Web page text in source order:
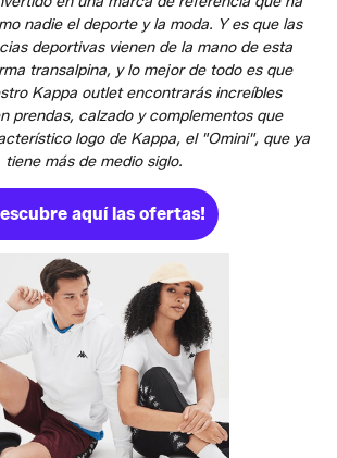
nadie el deporte y la moda. Y es que las
deportivas vienen de la mano de esta
transalpina, y lo mejor de todo es que
Kappa outlet encontrarás increíbles
prendas, calzado y complementos que
logo de Kappa, el "Omini", que ya
tiene más de medio siglo.
aquí las ofertas!